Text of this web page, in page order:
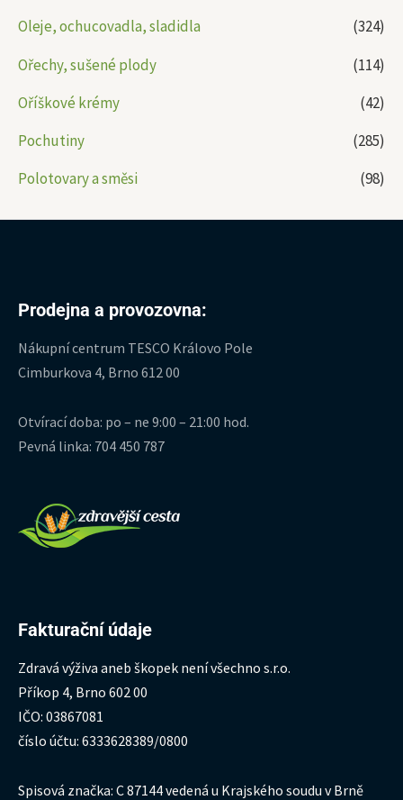
Oleje, ochucovadla, sladidla
(324)
Ořechy, sušené plody
(114)
Oříškové krémy
(42)
Pochutiny
(285)
Polotovary a směsi
(98)
Prodejna a provozovna:
Nákupní centrum TESCO Královo Pole
Cimburkova 4, Brno 612 00
Otvírací doba: po – ne 9:00 – 21:00 hod.
Pevná linka: 704 450 787
Fakturační údaje
Zdravá výživa aneb škopek není všechno s.r.o.
Příkop 4, Brno 602 00
IČO: 03867081
číslo účtu: 6333628389/0800
Spisová značka: C 87144 vedená u Krajského soudu v Brně